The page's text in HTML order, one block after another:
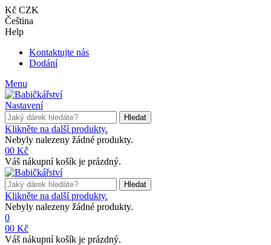
Kč CZK
Čeština
Help
Kontaktujte nás
Dodání
Menu
Nastavení
Hledat
Klikněte na další produkty.
Nebyly nalezeny žádné produkty.
00 Kč
Váš nákupní košík je prázdný.
Hledat
Klikněte na další produkty.
Nebyly nalezeny žádné produkty.
0
00 Kč
Váš nákupní košík je prázdný.